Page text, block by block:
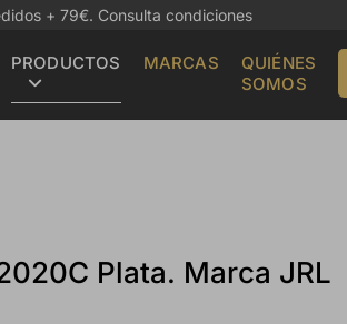
+ 79€. Consulta condiciones
PRODUCTOS MARCAS
QUIÉNES
SOMOS
Plata. Marca JRL